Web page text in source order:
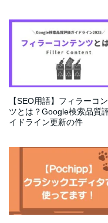
【SEO用語】フィラーコ
ツとは？Google検索品質
イドライン更新の件